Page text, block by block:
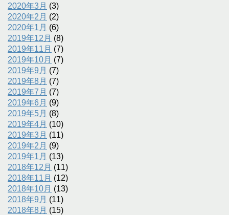
2020年3月 (3)
2020年2月 (2)
2020年1月 (6)
2019年12月 (8)
2019年11月 (7)
2019年10月 (7)
2019年9月 (7)
2019年8月 (7)
2019年7月 (7)
2019年6月 (9)
2019年5月 (8)
2019年4月 (10)
2019年3月 (11)
2019年2月 (9)
2019年1月 (13)
2018年12月 (11)
2018年11月 (12)
2018年10月 (13)
2018年9月 (11)
2018年8月 (15)